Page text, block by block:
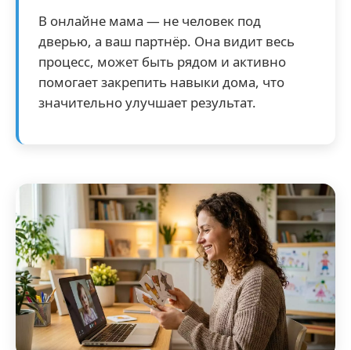
В онлайне мама — не человек под
дверью, а ваш партнёр. Она видит весь
процесс, может быть рядом и активно
помогает закрепить навыки дома, что
значительно улучшает результат.